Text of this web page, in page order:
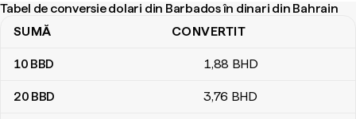
Tabel de conversie dolari din Barbados în dinari din Bahrain
Tabel de conversie dolari din Barbados în dinari din Bahrain
SUMĂ CONVERTIT
10 BBD 1,88 BHD
20 BBD 3,76 BHD